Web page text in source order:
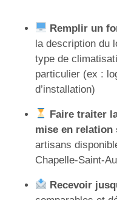
Remplir un
la description du
type de
particulier (ex :
d’installation)
Faire traiter
mise en relation
artisans
Chapelle-Saint-
Recevoir